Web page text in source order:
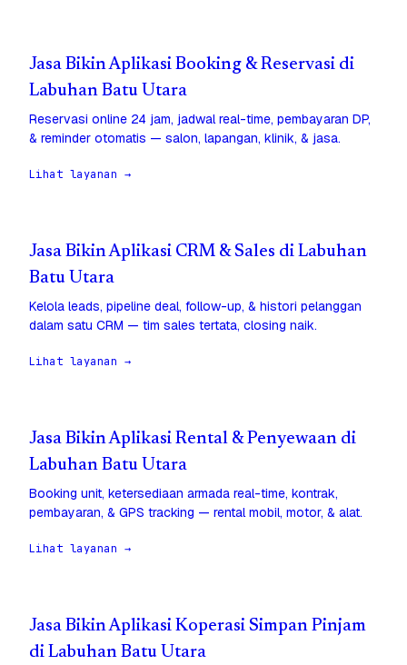
Jasa Bikin Aplikasi Booking & Reservasi di
Labuhan Batu Utara
Reservasi online 24 jam, jadwal real-time, pembayaran DP,
& reminder otomatis — salon, lapangan, klinik, & jasa.
Lihat layanan →
Jasa Bikin Aplikasi CRM & Sales di Labuhan
Batu Utara
Kelola leads, pipeline deal, follow-up, & histori pelanggan
dalam satu CRM — tim sales tertata, closing naik.
Lihat layanan →
Jasa Bikin Aplikasi Rental & Penyewaan di
Labuhan Batu Utara
Booking unit, ketersediaan armada real-time, kontrak,
pembayaran, & GPS tracking — rental mobil, motor, & alat.
Lihat layanan →
Jasa Bikin Aplikasi Koperasi Simpan Pinjam
di Labuhan Batu Utara